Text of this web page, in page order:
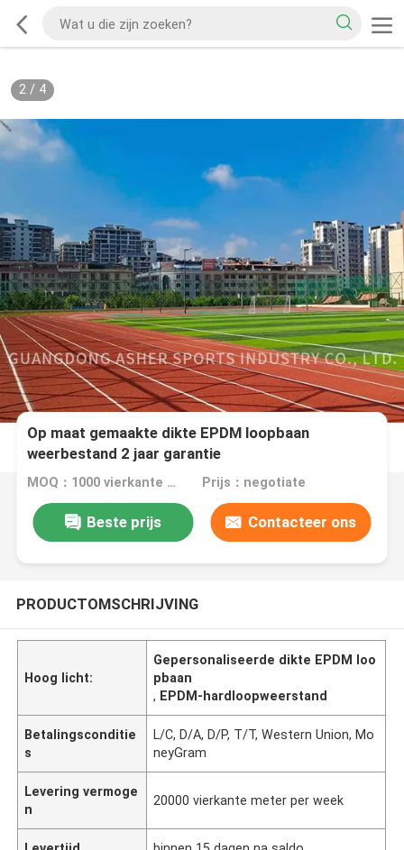
2/ 4
Op maat gemaakte dikte EPDM loopbaan
weerbestand 2 jaar garantie
MOQ：1000 vierkante meter Prijs：negotiate
Beste prijs Contacteer ons
PRODUCTOMSCHRIJVING
Hoog licht:
Gepersonaliseerde dikte EPDM loo
pbaan
, EPDM-hardloopweerstand
Betalingsconditie
s
L/C, D/A, D/P, T/T, Western Union, Mo
neyGram
Levering vermoge
n
20000 vierkante meter per week